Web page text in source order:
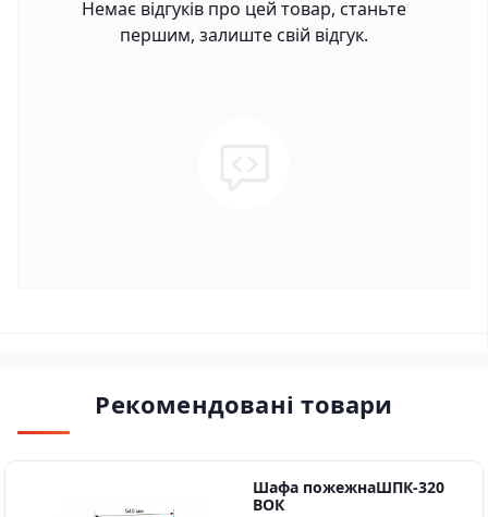
Немає відгуків про цей товар, станьте
першим, залиште свій відгук.
Рекомендовані товари
Шафа пожежнаШПК-320
ВОК